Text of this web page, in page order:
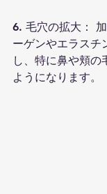
6. 毛穴の拡大：
ーゲンやエラスチ
し、特に鼻や頬の
ようになります。